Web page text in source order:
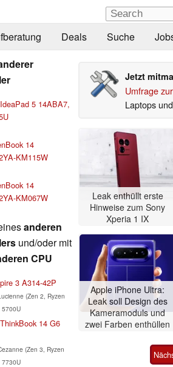
Deals Suche
5 14ABA7,
14
KM115W
14
KM067W
anderen
und/oder mit
CPU
3 A314-42P
(Zen 2, Ryzen
5700U
14 G6
(Zen 3, Ryzen
7730U
Jetzt
Umfrage
Laptops
Leak enthüllt erste
Hinweise zum Sony
Xperia 1 IX
Apple iPhone Ultra:
Leak soll Design des
Kameramoduls und
zwei Farben enthüllen